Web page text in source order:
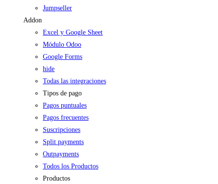
Jumpseller
Addon
Excel y Google Sheet
Módulo Odoo
Google Forms
hide
Todas las integraciones
Tipos de pago
Pagos puntuales
Pagos frecuentes
Suscripciones
Split payments
Outpayments
Todos los Productos
Productos